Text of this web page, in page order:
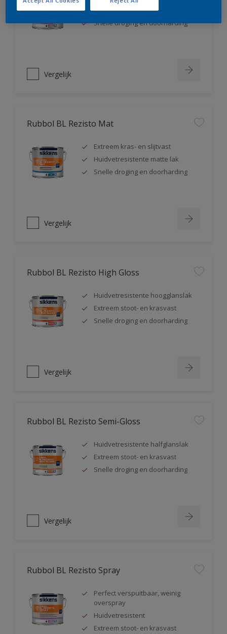
Huidvetresistente zijdeglanslak
Snelle droging en doorharding
Vergelijk
Rubbol BL Rezisto Mat
Extreem kras- en slijtvast
Huidvetresistente matte lak
Snelle droging en doorharding
Vergelijk
Rubbol BL Rezisto High Gloss
Huidvetresistente hoogglanslak
Extreem stoot- en krasvast
Snelle droging en doorharding
Vergelijk
Rubbol BL Rezisto Semi-Gloss
Huidvetresistente halfglanslak
Extreem stoot- en krasvast
Snelle droging en doorharding
Vergelijk
Rubbol BL Rezisto Spray
Perfect verspuitbaar, weinig
overspray
Huidvetresistent
Extreem stoot- en krasvast